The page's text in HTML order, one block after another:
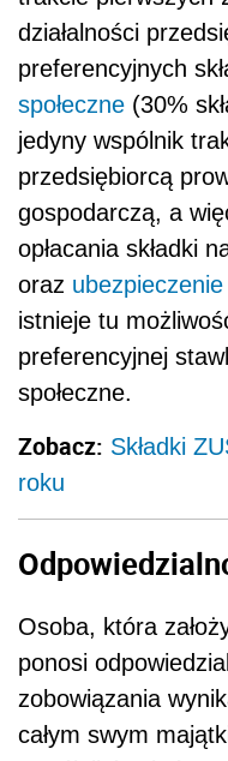
działalności
preferencyjnych
społeczne (30%
jedyny wspólnik
przedsiębiorcą
gospodarczą, a
opłacania składki
oraz ubezpieczenie
istnieje tu
preferencyjnej
społeczne.
Zobacz: Składki
roku
Osoba, która
ponosi
zobowiązania
całym swym